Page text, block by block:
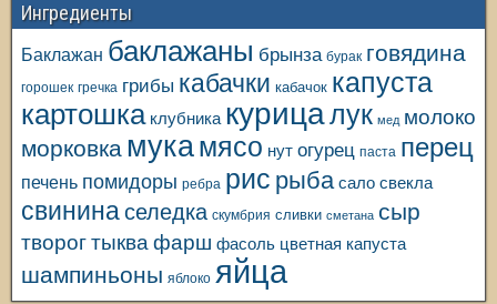
Ингредиенты
Баклажан баклажаны брынза бурак говядина
горошек гречка грибы кабачки кабачок капуста
картошка клубника курицалук мед молоко
морковка мукамясо нут огурец паста перец
печень помидоры ребра рис рыба сало свекла
свининаселедка скумбрия сливки сметана сыр
творогтыква фарш фасоль цветная капуста
шампиньоны яблоко яйца